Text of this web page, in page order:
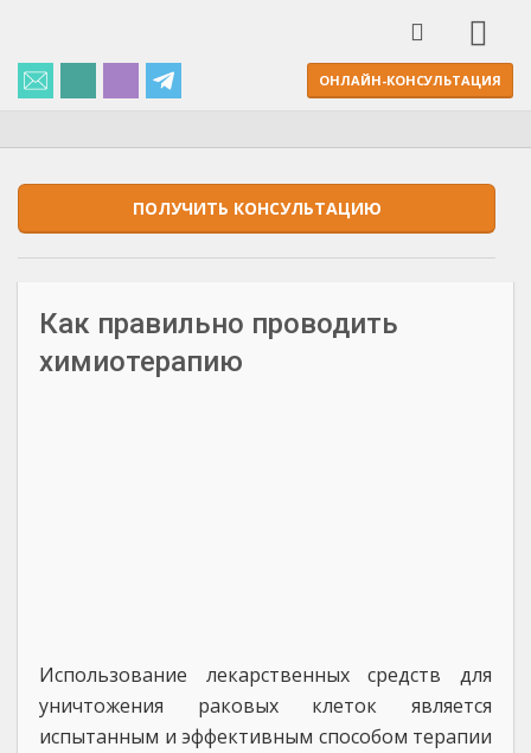
ОНЛАЙН-КОНСУЛЬТАЦИЯ
ПОЛУЧИТЬ КОНСУЛЬТАЦИЮ
Как правильно проводить
химиотерапию
Использование лекарственных средств для
уничтожения раковых клеток является
испытанным и эффективным способом терапии